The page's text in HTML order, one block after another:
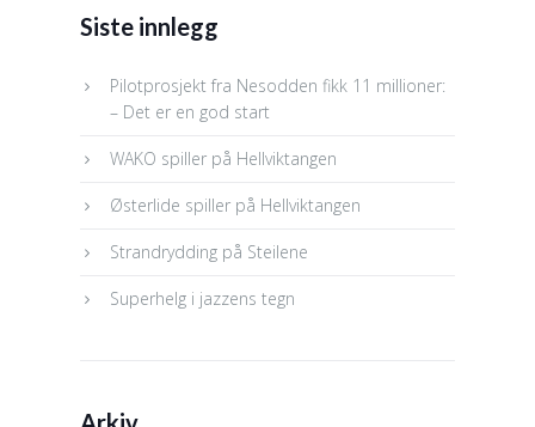
Siste innlegg
Pilotprosjekt fra Nesodden fikk 11 millioner:
– Det er en god start
WAKO spiller på Hellviktangen
Østerlide spiller på Hellviktangen
Strandrydding på Steilene
Superhelg i jazzens tegn